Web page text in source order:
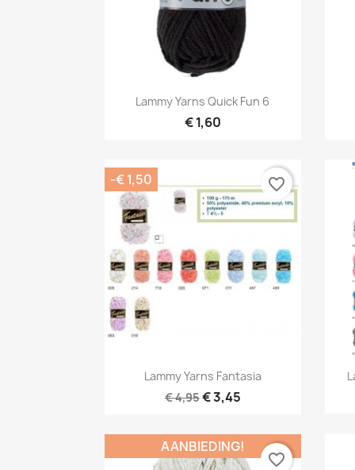
Snel bekijken
Lammy Yarns Quick Fun 6
€ 1,60
Snel bekijken
Lammy Yarns Fantasia
€ 4,95€ 3,45
-€ 1,50 favorite_border
AANBIEDING!
favorite_border